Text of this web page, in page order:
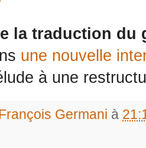
la traduction du
une nouvelle
à une
Germani à